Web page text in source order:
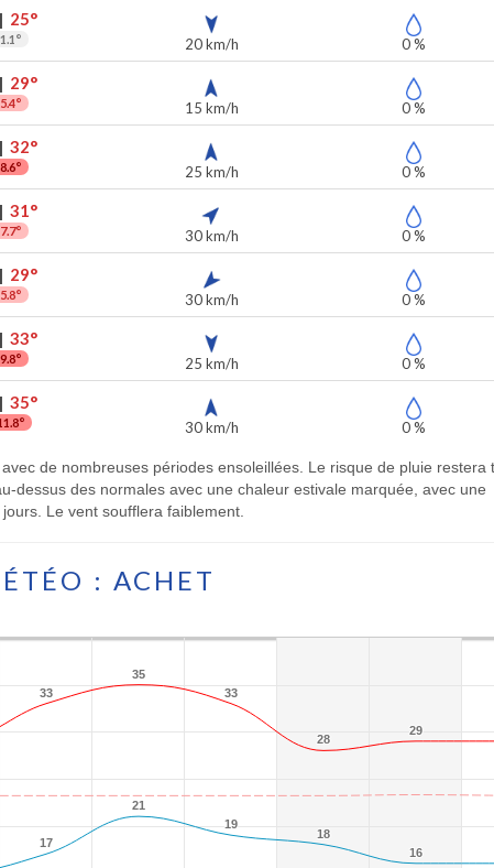
25°
20 km/h 0 %
29°
15 km/h 0 %
32°
25 km/h 0 %
31°
30 km/h 0 %
29°
30 km/h 0 %
33°
25 km/h 0 %
35°
30 km/h 0 %
de nombreuses périodes ensoleillées. Le risque de pluie restera
dessus des normales avec une chaleur estivale marquée, avec une
Le vent soufflera faiblement.
: ACHET
33
33
35
35
33
33
28
28
29
29
17
17
21
21
19
19
18
18
16
16